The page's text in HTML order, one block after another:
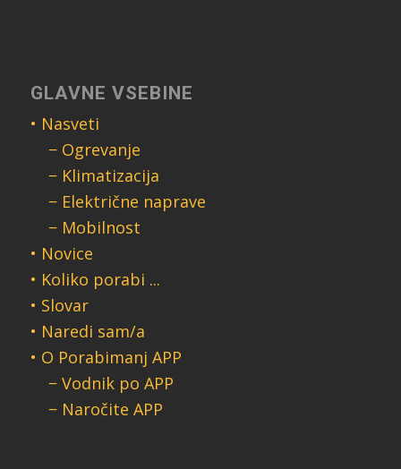
GLAVNE VSEBINE
• Nasveti
− Ogrevanje
− Klimatizacija
− Električne naprave
− Mobilnost
• Novice
• Koliko porabi ...
• Slovar
• Naredi sam/a
• O Porabimanj APP
− Vodnik po APP
− Naročite APP